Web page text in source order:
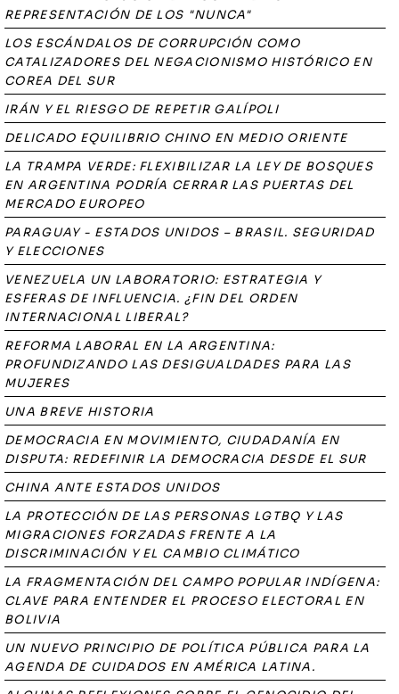
REPRESENTACIÓN DE LOS "NUNCA"
LOS ESCÁNDALOS DE CORRUPCIÓN COMO
CATALIZADORES DEL NEGACIONISMO HISTÓRICO EN
COREA DEL SUR
IRÁN Y EL RIESGO DE REPETIR GALÍPOLI
DELICADO EQUILIBRIO CHINO EN MEDIO ORIENTE
LA TRAMPA VERDE: FLEXIBILIZAR LA LEY DE BOSQUES
EN ARGENTINA PODRÍA CERRAR LAS PUERTAS DEL
MERCADO EUROPEO
PARAGUAY - ESTADOS UNIDOS – BRASIL. SEGURIDAD
Y ELECCIONES
VENEZUELA UN LABORATORIO: ESTRATEGIA Y
ESFERAS DE INFLUENCIA. ¿FIN DEL ORDEN
INTERNACIONAL LIBERAL?
REFORMA LABORAL EN LA ARGENTINA:
PROFUNDIZANDO LAS DESIGUALDADES PARA LAS
MUJERES
UNA BREVE HISTORIA
DEMOCRACIA EN MOVIMIENTO, CIUDADANÍA EN
DISPUTA: REDEFINIR LA DEMOCRACIA DESDE EL SUR
CHINA ANTE ESTADOS UNIDOS
LA PROTECCIÓN DE LAS PERSONAS LGTBQ Y LAS
MIGRACIONES FORZADAS FRENTE A LA
DISCRIMINACIÓN Y EL CAMBIO CLIMÁTICO
LA FRAGMENTACIÓN DEL CAMPO POPULAR INDÍGENA:
CLAVE PARA ENTENDER EL PROCESO ELECTORAL EN
BOLIVIA
UN NUEVO PRINCIPIO DE POLÍTICA PÚBLICA PARA LA
AGENDA DE CUIDADOS EN AMÉRICA LATINA.